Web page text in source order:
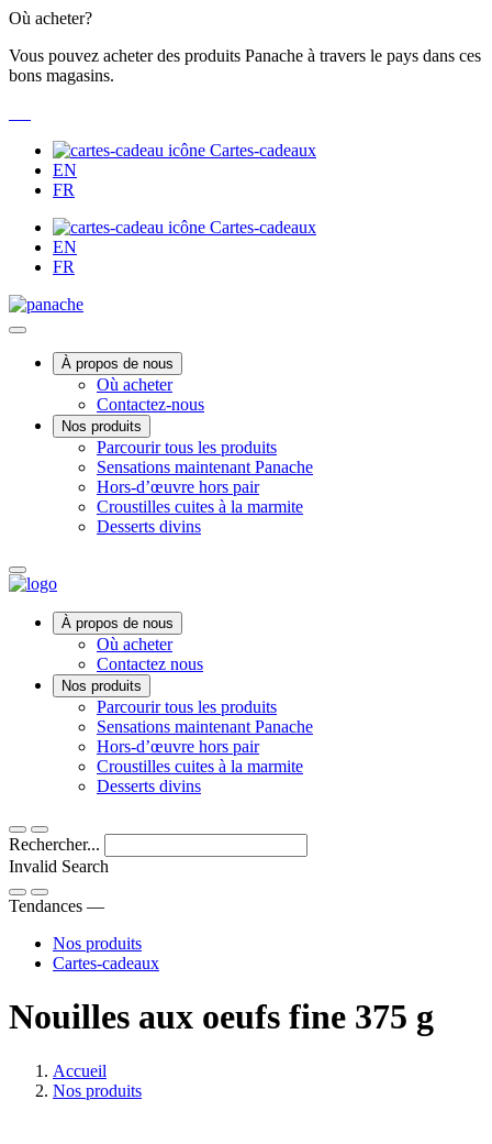
Passer
contenu
Où acheter?
Vous pouvez acheter des produits Panache à travers le pays dans ces
bons magasins.
Cartes-cadeaux
EN
FR
Cartes-cadeaux
EN
FR
MainÀ propos de nous
Où acheter
Contactez-nous
Nos produits
Parcourir tous les produits
Sensations maintenant Panache
Hors-d’œuvre hors pair
Croustilles cuites à la marmite
Desserts divins
Main
MenuÀ propos de nous
Où acheter
Contactez nous
Nos produits
Parcourir tous les produits
Sensations maintenant Panache
Hors-d’œuvre hors pair
Croustilles cuites à la marmite
Desserts divins
Rechercher...
Invalid Search
Submit
Tendances —
Nos produits
Cartes-cadeaux
Nouilles aux oeufs fine 375 g
Accueil
Nos produits